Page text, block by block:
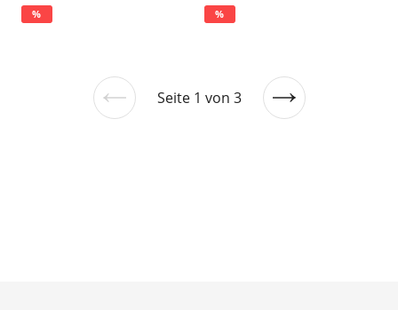
% %
VorherigeSeite 1 von 3
Nächste